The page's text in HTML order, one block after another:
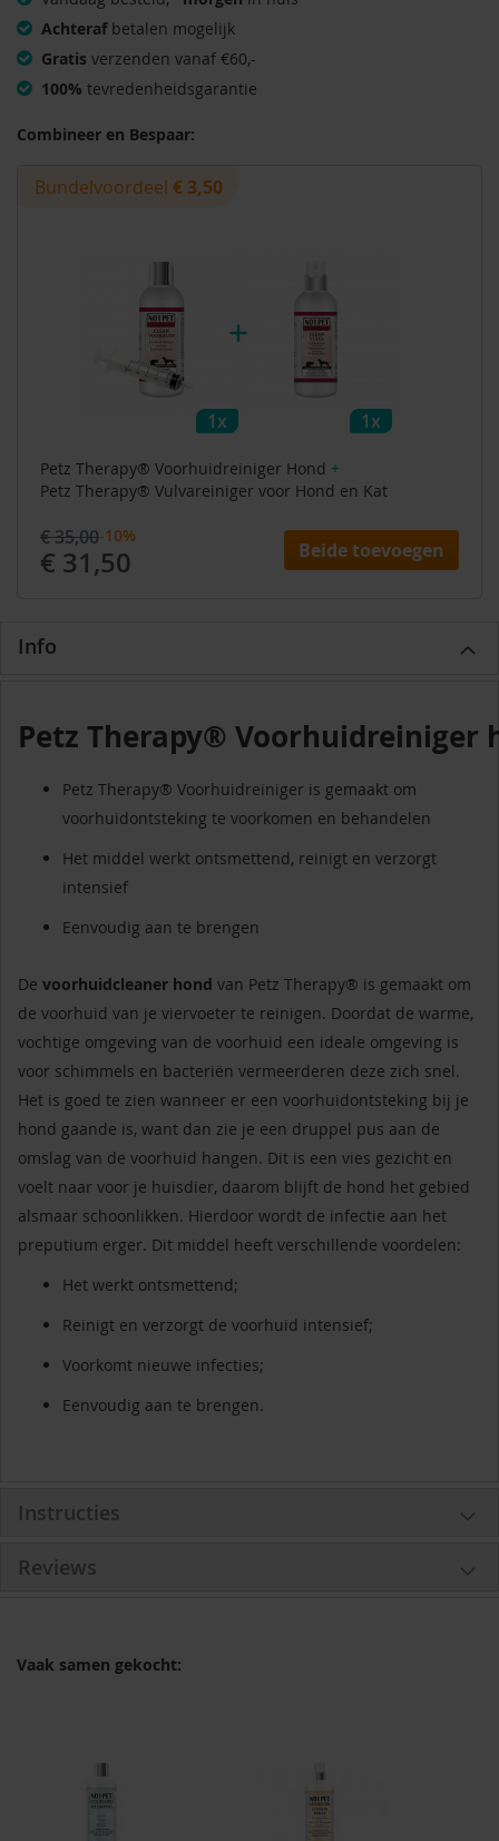
Achterafbetalen mogelijk
Gratis verzenden vanaf €60,-
100% tevredenheidsgarantie
Combineer en Bespaar:
Bundelvoordeel € 3,50
1x 1x
Petz Therapy® Voorhuidreiniger Hond +
Petz Therapy® Vulvareiniger voor Hond en Kat
€ 35,00-10%
€ 31,50 Beide toevoegen
Info
Petz Therapy® Voorhuidreiniger
Petz Therapy® Voorhuidreiniger is gemaakt om
voorhuidontsteking te voorkomen en behandelen
Het middel werkt ontsmettend, reinigt en verzorgt
intensief
Eenvoudig aan te brengen
De voorhuidcleaner hond van Petz Therapy® is gemaakt om
de voorhuid van je viervoeter te reinigen. Doordat de warme,
vochtige omgeving van de voorhuid een ideale omgeving is
voor schimmels en bacteriën vermeerderen deze zich snel.
Het is goed te zien wanneer er een voorhuidontsteking bij je
hond gaande is, want dan zie je een druppel pus aan de
omslag van de voorhuid hangen. Dit is een vies gezicht en
voelt naar voor je huisdier, daarom blijft de hond het gebied
alsmaar schoonlikken. Hierdoor wordt de infectie aan het
preputium erger. Dit middel heeft verschillende voordelen:
Het werkt ontsmettend;
Reinigt en verzorgt de voorhuid intensief;
Voorkomt nieuwe infecties;
Eenvoudig aan te brengen.
Instructies
Reviews
Vaak samen gekocht: